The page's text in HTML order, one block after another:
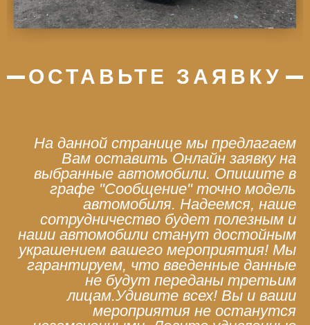
ОСТАВЬТЕ ЗАЯВКУ
На данной странице мы предлагаем
Вам оставить Онлайн заявку на
выбранные автомобили. Опишите в
графе "Сообщение" точно модель
автомобиля. Надеемся, наше
сотрудничество будет полезным и
наши автомобили станут достойным
украшением вашего мероприятия! Мы
гарантируем, что введенные данные
не будут переданы третьим
лицам.Удивите всех! Вы и ваши
мероприятия не останутся